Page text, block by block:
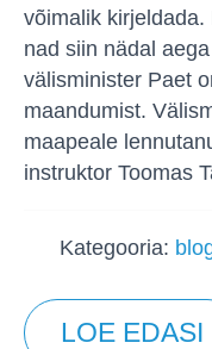
võimalik
nad siin nädal
välisminister Paet
maandumist.
maapeale
instruktor Toomas
Kategooria:
LOE EDASI